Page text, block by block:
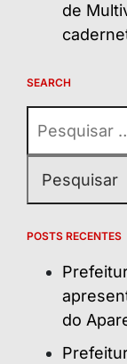
de
SEARCH
por:
POSTS RECENTES
do